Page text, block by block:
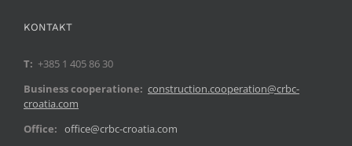
KONTAKT
T: +385 1 405 86 30
Business cooperatione: construction.cooperation@crbc-
croatia.com
Office: office@crbc-croatia.com